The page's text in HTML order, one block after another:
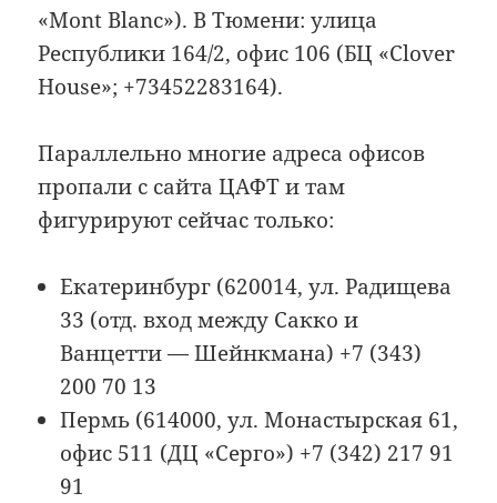
«Mont Blanc»). В Тюмени: улица
Республики 164/2, офис 106 (БЦ «Clover
House»; +73452283164).
Параллельно многие адреса офисов
пропали с сайта ЦАФТ и там
фигурируют сейчас только:
Екатеринбург (620014, ул. Радищева
33 (отд. вход между Сакко и
Ванцетти — Шейнкмана) +7 (343)
200 70 13
Пермь (614000, ул. Монастырская 61,
офис 511 (ДЦ «Серго») +7 (342) 217 91
91